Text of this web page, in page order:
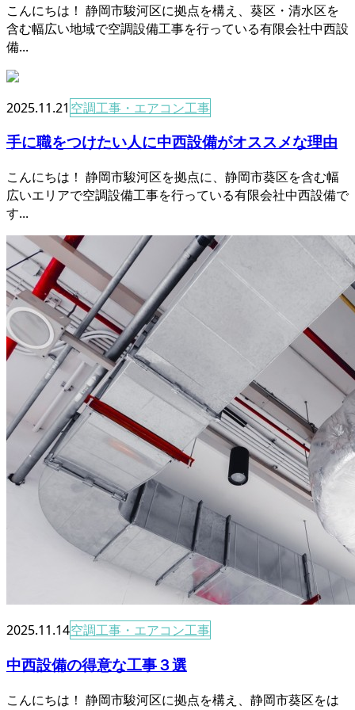
こんにちは！ 静岡市駿河区に拠点を構え、葵区・清水区を
含む幅広い地域で空調設備工事を行っている有限会社中西設
備...
2025.11.21 空調工事・エアコン工事
手に職をつけたい人に中西設備がオススメな理由
こんにちは！ 静岡市駿河区を拠点に、静岡市葵区を含む幅
広いエリアで空調設備工事を行っている有限会社中西設備で
す...
2025.11.14空調工事・エアコン工事
中西設備の得意な工事３選
こんにちは！ 静岡市駿河区に拠点を構え、静岡市葵区をは